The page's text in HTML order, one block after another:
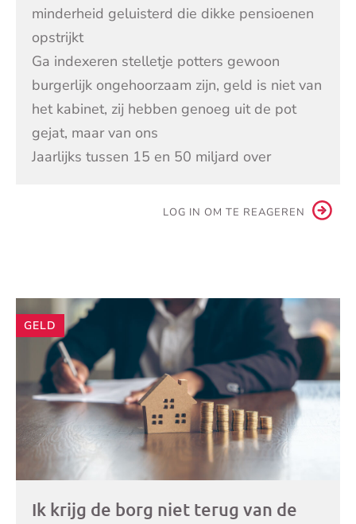
minderheid geluisterd die dikke pensioenen
opstrijkt
Ga indexeren stelletje potters gewoon
burgerlijk ongehoorzaam zijn, geld is niet van
het kabinet, zij hebben genoeg uit de pot
gejat, maar van ons
Jaarlijks tussen 15 en 50 miljard over
LOG IN OM TE REAGEREN
Andere
artikelen
GELD
Ik krijg de borg niet terug van de